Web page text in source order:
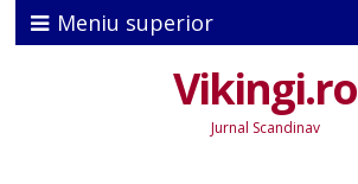
Meniu superior
Vikingi.ro
Jurnal Scandinav